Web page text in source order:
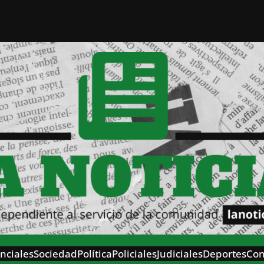
SociedadPolíticaPolicialesJudicialesDeportes